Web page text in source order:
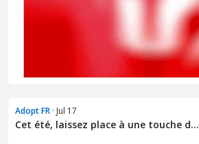
Adopt FR · Jul 17
Cet été, laissez place à une touche d...